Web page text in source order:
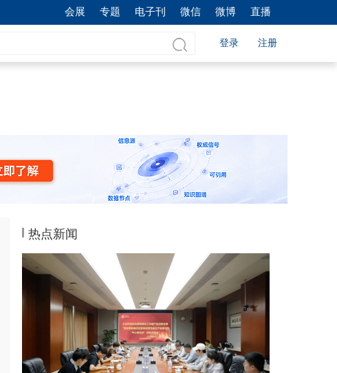
会展 专题 电子刊 微信 微博 直播
登录 注册
热点新闻